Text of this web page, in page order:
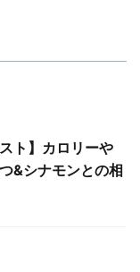
ト】カロリーや
&シナモンとの相